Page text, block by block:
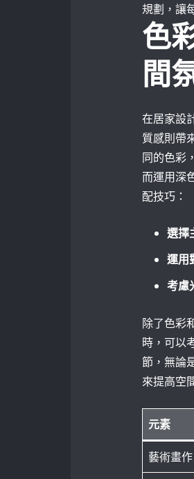
規劃，讓
色
間
在居家設
質感則帶
同的色彩
而運用深
配技巧：
選擇
運用
考慮
除了色彩
時，可以
節，無論
來提高空
元素
藝術畫作